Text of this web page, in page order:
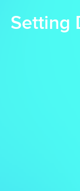
Setting